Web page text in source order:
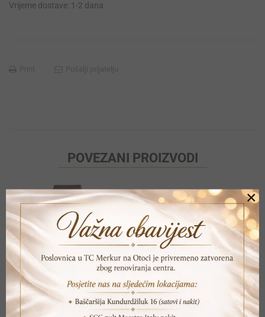
Vrijeme dostave: 1-2 dana
POVEZANI PROIZVODI
×